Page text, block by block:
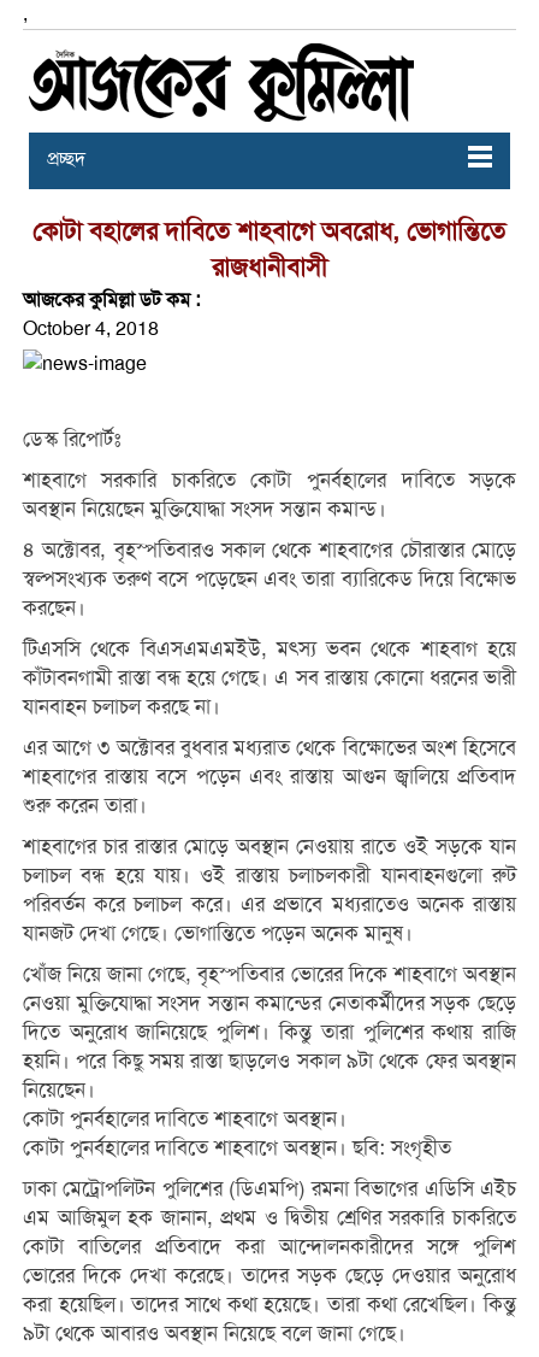
,
প্রচ্ছদ
কোটা বহালের দাবিতে শাহবাগে অবরোধ, ভোগান্তিতে
রাজধানীবাসী
আজকের কুমিল্লা ডট কম :
October 4, 2018
ডেস্ক রিপোর্টঃ
শাহবাগে সরকারি চাকরিতে কোটা পুনর্বহালের দাবিতে সড়কে
অবস্থান নিয়েছেন মুক্তিযোদ্ধা সংসদ সন্তান কমান্ড।
৪ অক্টোবর, বৃহস্পতিবারও সকাল থেকে শাহবাগের চৌরাস্তার মোড়ে
স্বল্পসংখ্যক তরুণ বসে পড়েছেন এবং তারা ব্যারিকেড দিয়ে বিক্ষোভ
করছেন।
টিএসসি থেকে বিএসএমএমইউ, মৎস্য ভবন থেকে শাহবাগ হয়ে
কাঁটাবনগামী রাস্তা বন্ধ হয়ে গেছে। এ সব রাস্তায় কোনো ধরনের ভারী
যানবাহন চলাচল করছে না।
এর আগে ৩ অক্টোবর বুধবার মধ্যরাত থেকে বিক্ষোভের অংশ হিসেবে
শাহবাগের রাস্তায় বসে পড়েন এবং রাস্তায় আগুন জ্বালিয়ে প্রতিবাদ
শুরু করেন তারা।
শাহবাগের চার রাস্তার মোড়ে অবস্থান নেওয়ায় রাতে ওই সড়কে যান
চলাচল বন্ধ হয়ে যায়। ওই রাস্তায় চলাচলকারী যানবাহনগুলো রুট
পরিবর্তন করে চলাচল করে। এর প্রভাবে মধ্যরাতেও অনেক রাস্তায়
যানজট দেখা গেছে। ভোগান্তিতে পড়েন অনেক মানুষ।
খোঁজ নিয়ে জানা গেছে, বৃহস্পতিবার ভােরের দিকে শাহবাগে অবস্থান
নেওয়া মুক্তিযোদ্ধা সংসদ সন্তান কমান্ডের নেতাকর্মীদের সড়ক ছেড়ে
দিতে অনুরোধ জানিয়েছে পুলিশ। কিন্তু তারা পুলিশের কথায় রাজি
হয়নি। পরে কিছু সময় রাস্তা ছাড়লেও সকাল ৯টা থেকে ফের অবস্থান
নিয়েছেন।
কোটা পুনর্বহালের দাবিতে শাহবাগে অবস্থান।
কোটা পুনর্বহালের দাবিতে শাহবাগে অবস্থান। ছবি: সংগৃহীত
ঢাকা মেট্রোপলিটন পুলিশের (ডিএমপি) রমনা বিভাগের এডিসি এইচ
এম আজিমুল হক জানান, প্রথম ও দ্বিতীয় শ্রেণির সরকারি চাকরিতে
কোটা বাতিলের প্রতিবাদে করা আন্দোলনকারীদের সঙ্গে পুলিশ
ভােরের দিকে দেখা করেছে। তাদের সড়ক ছেড়ে দেওয়ার অনুরোধ
করা হয়েছিল। তাদের সাথে কথা হয়েছে। তারা কথা রেখেছিল। কিন্তু
৯টা থেকে আবারও অবস্থান নিয়েছে বলে জানা গেছে।